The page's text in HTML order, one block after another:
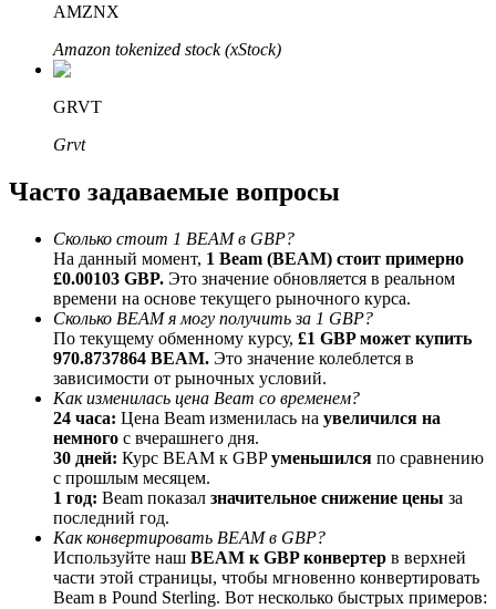
Реферал
Пригласите друга, чтобы получить денежные
вознаграждения
BTC Welcome Rewards
AMZNX
Amazon tokenized stock (xStock)
GRVT
Grvt
Часто задаваемые вопросы
Сколько стоит 1 BEAM в GBP?
На данный момент, 1 Beam (BEAM) стоит примерно
£0.00103 GBP. Это значение обновляется в реальном
времени на основе текущего рыночного курса.
Сколько BEAM я могу получить за 1 GBP?
По текущему обменному курсу, £1 GBP может купить
970.8737864 BEAM. Это значение колеблется в
зависимости от рыночных условий.
Как изменилась цена Beam со временем?
24 часа: Цена Beam изменилась на увеличился на
немного с вчерашнего дня.
30 дней: Курс BEAM к GBPуменьшился по сравнению
с прошлым месяцем.
1 год: Beam показал значительное снижение цены за
последний год.
Как конвертировать BEAM в GBP?
Используйте наш BEAM к GBP конвертер в верхней
части этой страницы, чтобы мгновенно конвертировать
Beam в Pound Sterling. Вот несколько быстрых примеров: